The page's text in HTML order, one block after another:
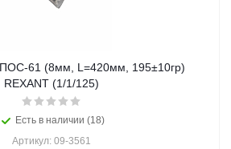
ПОС-61 (8мм, L=420мм, 195±10гр)
REXANT (1/1/125)
Есть в наличии (18)
Артикул: 09-3561